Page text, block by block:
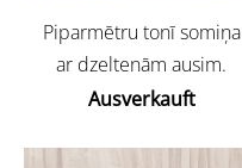
Piparmētru tonī somiņa
ar dzeltenām ausim.
Ausverkauft